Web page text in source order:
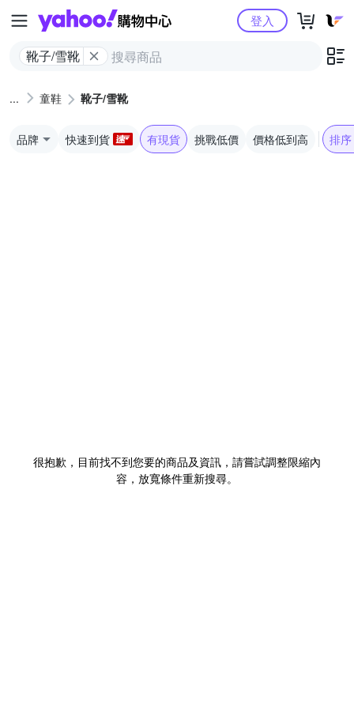
Yahoo購物中心
靴子/雪靴
登入
童鞋 靴子/雪靴
品牌 快速到貨 有現貨 挑戰低價 價格低到高 排序
很抱歉，目前找不到您要的商品及資訊，請嘗試調整限縮內
容，放寬條件重新搜尋。